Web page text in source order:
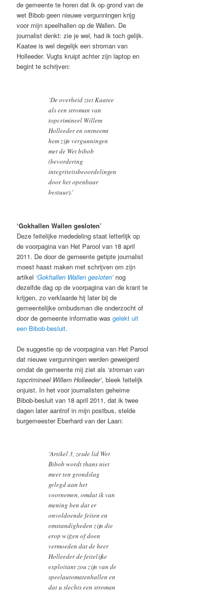
de gemeente te horen dat ik op grond van de
wet Bibob geen nieuwe vergunningen krijg
voor mijn speelhallen op de Wallen. De
journalist denkt: zie je wel, had ik toch gelijk.
Kaatee is wel degelijk een stroman van
Holleeder. Vugts kruipt achter zijn laptop en
begint te schrijven:
‘De overheid ziet Kaatee
als een stroman van
topcrimineel Willem
Holleeder en ontneemt
hem zijn vergunningen
met de Wet bibob
(bevordering
integriteitsbeoordelingen
door het openbaar
bestuur).’
‘Gokhallen Wallen gesloten’
Deze feitelijke mededeling staat letterlijk op
de voorpagina van Het Parool van 18 april
2011. De door de gemeente getipte journalist
moest haast maken met schrijven om zijn
artikel ‘Gokhallen Wallen gesloten’nog
dezelfde dag op de voorpagina van de krant te
krijgen, zo verklaarde hij later bij de
gemeentelijke ombudsman die onderzocht of
door de gemeente informatie wasgelekt uit
een Bibob-besluit.
De suggestie op de voorpagina van Het Parool
dat nieuwe vergunningen werden geweigerd
omdat de gemeente mij ziet als ‘stroman van
topcrimineel Willem Holleeder’, bleek feitelijk
onjuist. In het voor journalisten geheime
Bibob-besluit van 18 april 2011, dat ik twee
dagen later aantrof in mijn postbus, stelde
burgemeester Eberhard van der Laan:
‘Artikel 3, zesde lid Wet
Bibob wordt thans niet
meer ten grondslag
gelegd aan het
voornemen, omdat ik van
mening ben dat er
onvoldoende feiten en
omstandigheden zijn die
erop wijzen of doen
vermoeden dat de heer
Holleeder de feitelijke
exploitant zou zijn van de
speelautomatenhallen en
dat u slechts een stroman